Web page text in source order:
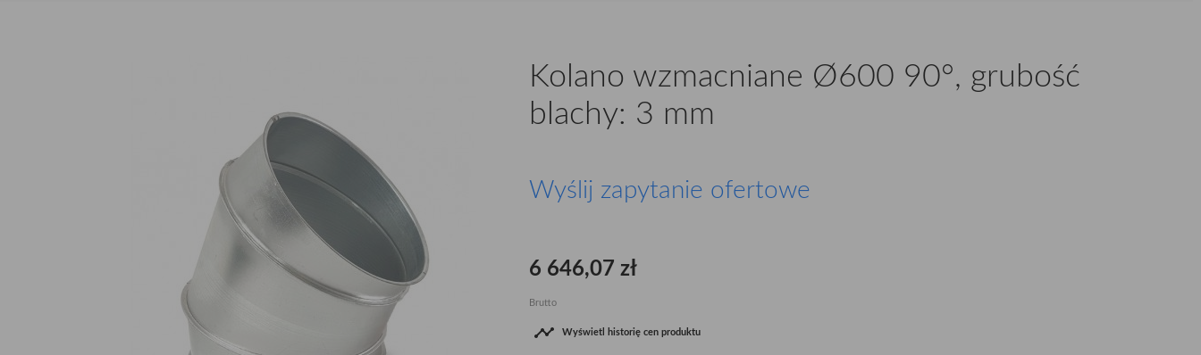
Kolano wzmacniane Ø600 90°, grubość
blachy: 3 mm
Wyślij zapytanie ofertowe
6 646,07 zł
Brutto
 Wyświetl historię cen produktu